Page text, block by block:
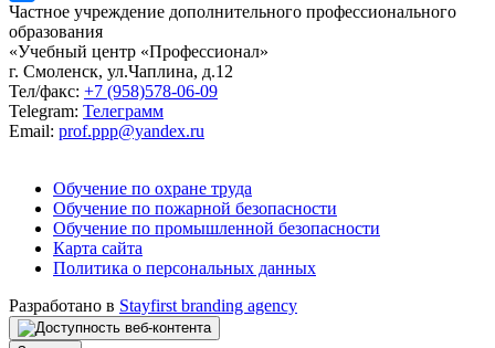
Частное учреждение дополнительного профессионального
образования
«Учебный центр «Профессионал»
г. Смоленск, ул.Чаплина, д.12
Тел/факс: +7 (958)578-06-09
Telegram: Телеграмм
Email: prof.ppp@yandex.ru
Обучение по охране труда
Обучение по пожарной безопасности
Обучение по промышленной безопасности
Карта сайта
Политика о персональных данных
Разработано в Stayfirst branding agency